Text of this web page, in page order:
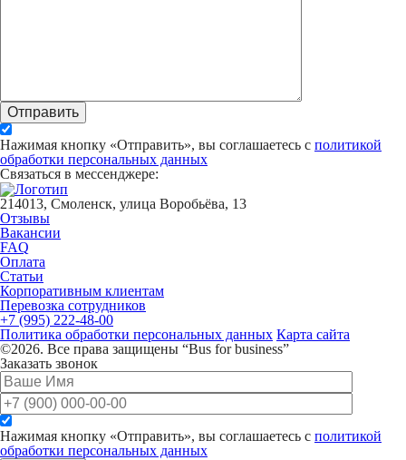
Отправить
Нажимая кнопку «Отправить», вы соглашаетесь с политикой
обработки персональных данных
Связаться в мессенджере:
214013, Смоленск, улица Воробьёва, 13
Отзывы
Вакансии
FAQ
Оплата
Статьи
Корпоративным клиентам
Перевозка сотрудников
+7 (995) 222-48-00
Политика обработки персональных данных Карта сайта
©2026. Все права защищены “Bus for business”
Заказать звонок
Нажимая кнопку «Отправить», вы соглашаетесь с политикой
обработки персональных данных